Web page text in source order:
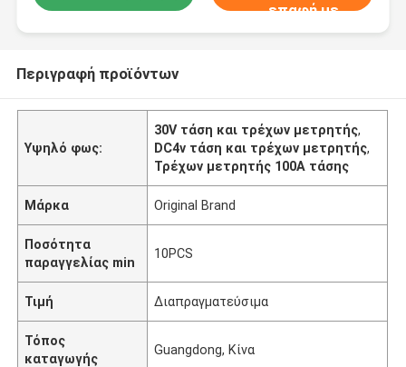
επαφή με
Περιγραφή προϊόντων
Υψηλό φως:
30V τάση και τρέχων μετρητής,
DC4v τάση και τρέχων μετρητής,
Τρέχων μετρητής 100A τάσης
Μάρκα Original Brand
Ποσότητα
παραγγελίας min
10PCS
Τιμή Διαπραγματεύσιμα
Τόπος
καταγωγής
Guangdong, Κίνα